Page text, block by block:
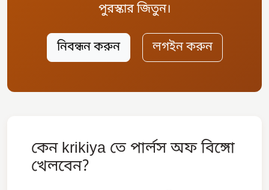
পুরস্কার জিতুন।
নিবন্ধন করুন লগইন করুন
কেন krikiya তে পার্লস অফ বিঙ্গো
খেলবেন?